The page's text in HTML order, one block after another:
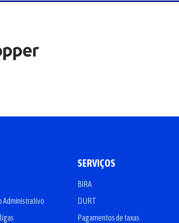
Administrativo
SERVIÇOS
BIRA
DURT
Pagamentos de taxas